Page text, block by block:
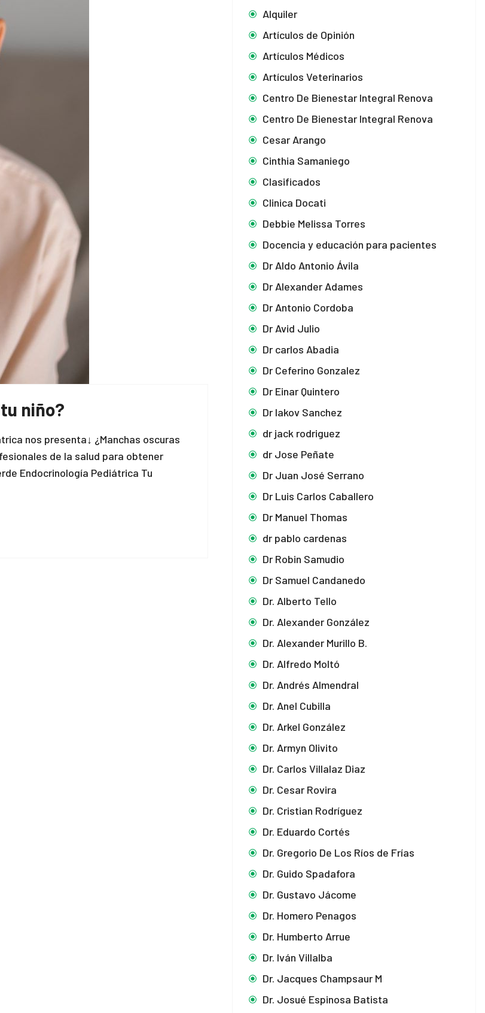
Alquiler
Artículos de Opinión
Artículos Médicos
Artículos Veterinarios
Centro De Bienestar Integral Renova
Centro De Bienestar Integral Renova
Cesar Arango
Cinthia Samaniego
Clasificados
Clinica Docati
Debbie Melissa Torres
Docencia y educación para pacientes
Dr Aldo Antonio Ávila
Dr Alexander Adames
Dr Antonio Cordoba
Dr Avid Julio
Dr carlos Abadia
Dr Ceferino Gonzalez
Dr Einar Quintero
Dr Iakov Sanchez
dr jack rodriguez
dr Jose Peñate
Dr Juan José Serrano
Dr Luis Carlos Caballero
Dr Manuel Thomas
dr pablo cardenas
Dr Robin Samudio
Dr Samuel Candanedo
Dr. Alberto Tello
Dr. Alexander González
Dr. Alexander Murillo B.
Dr. Alfredo Moltó
Dr. Andrés Almendral
Dr. Anel Cubilla
Dr. Arkel González
Dr. Armyn Olivito
Dr. Carlos Villalaz Diaz
Dr. Cesar Rovira
Dr. Cristian Rodríguez
Dr. Eduardo Cortés
Dr. Gregorio De Los Ríos de Frías
Dr. Guido Spadafora
Dr. Gustavo Jácome
Dr. Homero Penagos
Dr. Humberto Arrue
Dr. Iván Villalba
Dr. Jacques Champsaur M
Dr. Josué Espinosa Batista
niño?
nos presenta↓ ¿Manchas oscuras
de la salud para obtener
Endocrinología Pediátrica Tu